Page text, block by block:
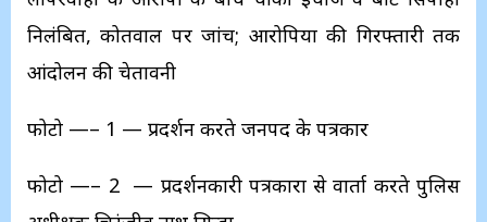
निलंबित, कोतवाल पर जांच; आरोपियों की गिरफ्तारी तक
आंदोलन की चेतावनी
फोटो —– 1 — प्रदर्शन करते जनपद के पत्रकार
फोटो —– 2 — प्रदर्शनकारी पत्रकारों से वार्ता करते पुलिस